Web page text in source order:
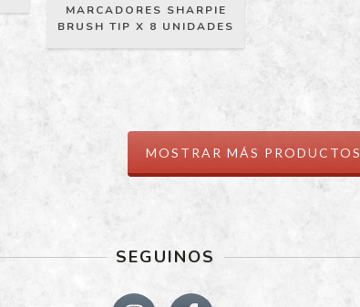
MARCADORES SHARPIE
BRUSH TIP X 8 UNIDADES
MOSTRAR MÁS PRODUCTOS
SEGUINOS